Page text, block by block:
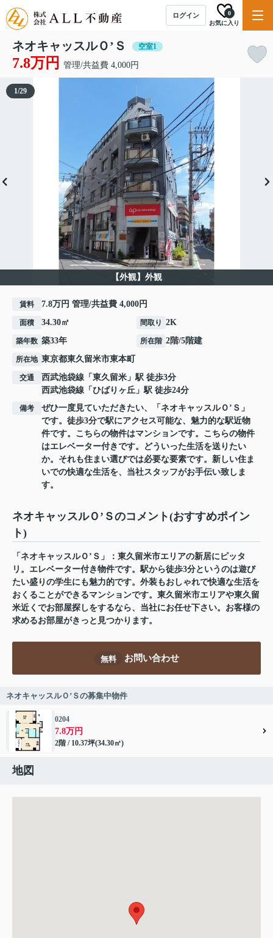
ログイン
お気に入り
0
ネオキャッスルＯ’Ｓ 空室1
7.8万円 管理/共益費 4,000円
【外観】外観
1/29
賃料 7.8万円 管理/共益費 4,000円
面積 34.30㎡ 間取り 2K
築年数 築33年 所在階 2階/5階建
所在地 東京都東久留米市東本町
交通 西武池袋線 「 東久留米 」駅 徒歩3分
西武池袋線 「 ひばりヶ丘 」駅 徒歩24分
備考
ぜひ一度見ていただきたい、「ネオキャッスルＯ’Ｓ」
です。徒歩3分で駅にアクセス可能な、魅力的な駅近物
件です。こちらの物件はマンションです。こちらの物件
はエレベーター付きです。どういった生活を送りたい
か。それも住まい選びでは必要な要素です。新しい住ま
いでの快適な生活を、当社スタッフがお手伝い致しま
す。
ネオキャッスルＯ’Ｓのコメント(おすすめポイン
ト)
「ネオキャッスルＯ’Ｓ」：東久留米市エリアの新居にピッタ
リ。エレベーター付き物件です。駅から徒歩3分というのは遊び
たい盛りの学生にも魅力的です。外装もおしゃれで快適な生活を
おくることができるマンションです。東久留米市エリアや東久留
米近くでお部屋探しをするなら、当社にお任せ下さい。お客様の
求めるお部屋がきっと見つかります。
無料 お問い合わせ
ネオキャッスルＯ’Ｓの募集中物件
0204
7.8万円
2階 / 10.37坪(34.30㎡)
地図